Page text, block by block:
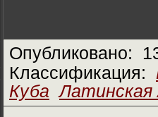
Опубликовано:
Классификация:
Куба Латинская